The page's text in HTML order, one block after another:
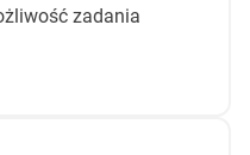
zadania